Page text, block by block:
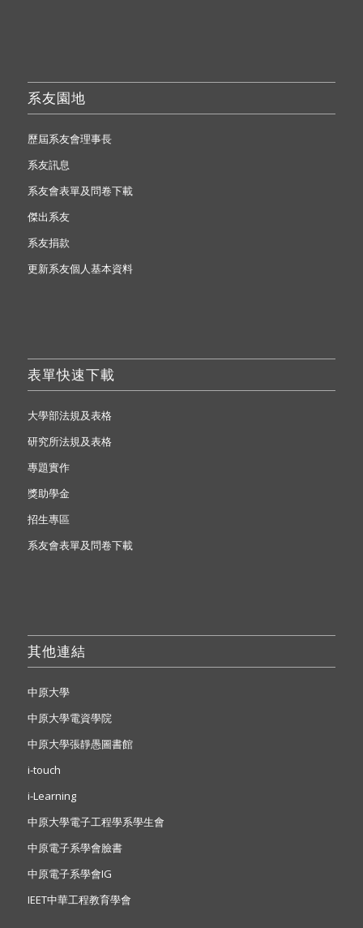
系友園地
歷屆系友會理事長
系友訊息
系友會表單及問卷下載
傑出系友
系友捐款
更新系友個人基本資料
表單快速下載
大學部法規及表格
研究所法規及表格
專題實作
獎助學金
招生專區
系友會表單及問卷下載
其他連結
中原大學
中原大學電資學院
中原大學張靜愚圖書館
i-touch
i-Learning
中原大學電子工程學系學生會
中原電子系學會臉書
中原電子系學會IG
IEET中華工程教育學會